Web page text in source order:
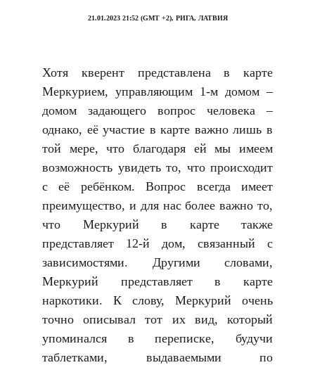
Хотя кверент представлена в карте
Меркурием, управляющим 1-м домом –
домом задающего вопрос человека –
однако, её участие в карте важно лишь в
той мере, что благодаря ей мы имеем
возможность увидеть то, что происходит
с её ребёнком. Вопрос всегда имеет
преимущество, и для нас более важно то,
что Меркурий в карте также
представляет 12-й дом, связанный с
зависимостями. Другими словами,
Меркурий представляет в карте
наркотики. К слову, Меркурий очень
точно описывал тот их вид, который
упоминался в переписке, будучи
таблетками, выдаваемыми по
21.01.2023 21:52 (GMT +2), РИГА, ЛАТВИЯ